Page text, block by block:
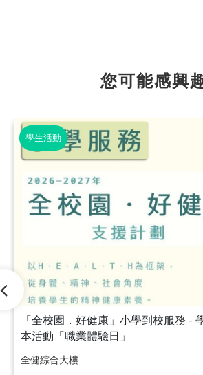
您可能感興
學生活動
「全校園．好健康」小學到校服務 -
本活動「職業體驗日」
全健綜合大樓